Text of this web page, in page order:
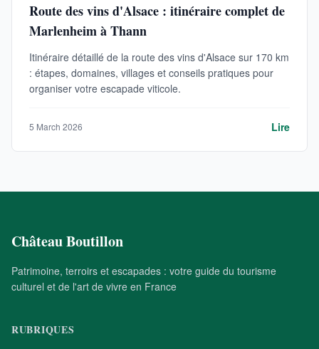
Route des vins d'Alsace : itinéraire complet de
Marlenheim à Thann
Itinéraire détaillé de la route des vins d'Alsace sur 170 km
: étapes, domaines, villages et conseils pratiques pour
organiser votre escapade viticole.
5 March 2026 Lire
Château Boutillon
Patrimoine, terroirs et escapades : votre guide du tourisme
culturel et de l'art de vivre en France
RUBRIQUES